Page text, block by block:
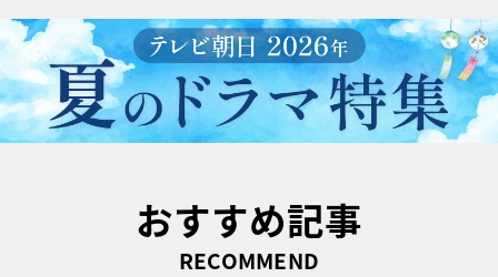
おすすめ記事
RECOMMEND